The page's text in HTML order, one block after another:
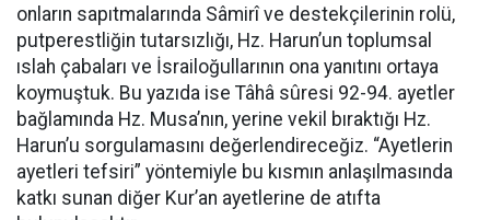
onların sapıtmalarında Sâmirî ve destekçilerinin rolü,
putperestliğin tutarsızlığı, Hz. Harun’un toplumsal
ıslah çabaları ve İsrailoğullarının ona yanıtını ortaya
koymuştuk. Bu yazıda ise Tâhâ sûresi 92-94. ayetler
bağlamında Hz. Musa’nın, yerine vekil bıraktığı Hz.
Harun’u sorgulamasını değerlendireceğiz. “Ayetlerin
ayetleri tefsiri” yöntemiyle bu kısmın anlaşılmasında
katkı sunan diğer Kur’an ayetlerine de atıfta